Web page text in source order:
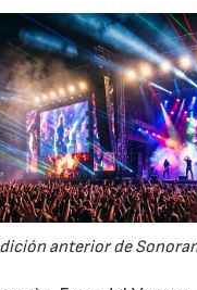
anterior de